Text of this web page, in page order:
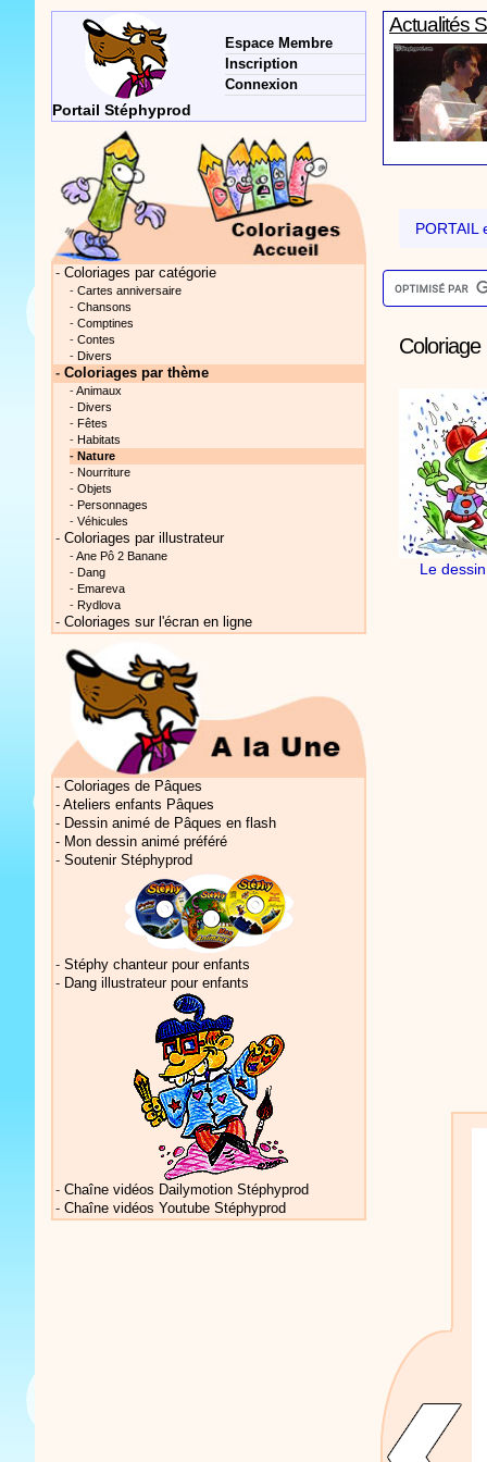
Actualités
Actualités
Vidéos
PORTAIL
Le
Portail Stéphyprod
Espace Membre
Inscription
Connexion
- Coloriages par catégorie
- Cartes anniversaire
- Chansons
- Comptines
- Contes
- Divers
- Coloriages par thème
-Animaux
- Divers
- Fêtes
- Habitats
- Nature
- Nourriture
- Objets
- Personnages
- Véhicules
- Coloriages par illustrateur
-Ane Pô 2 Banane
- Dang
- Emareva
- Rydlova
- Coloriages sur l'écran en ligne
- Coloriages de Pâques
- Ateliers enfants Pâques
- Dessin animé de Pâques en flash
- Mon dessin animé préféré
- Soutenir Stéphyprod
- Stéphy chanteur pour enfants
- Dang illustrateur pour enfants
- Chaîne vidéos Dailymotion Stéphyprod
- Chaîne vidéos Youtube Stéphyprod